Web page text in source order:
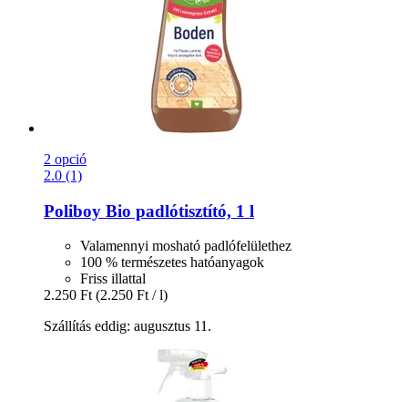
2 opció
2.0 (1)
Poliboy Bio padlótisztító, 1 l
Valamennyi mosható padlófelülethez
100 % természetes hatóanyagok
Friss illattal
2.250 Ft (2.250 Ft / l)
Szállítás eddig: augusztus 11.